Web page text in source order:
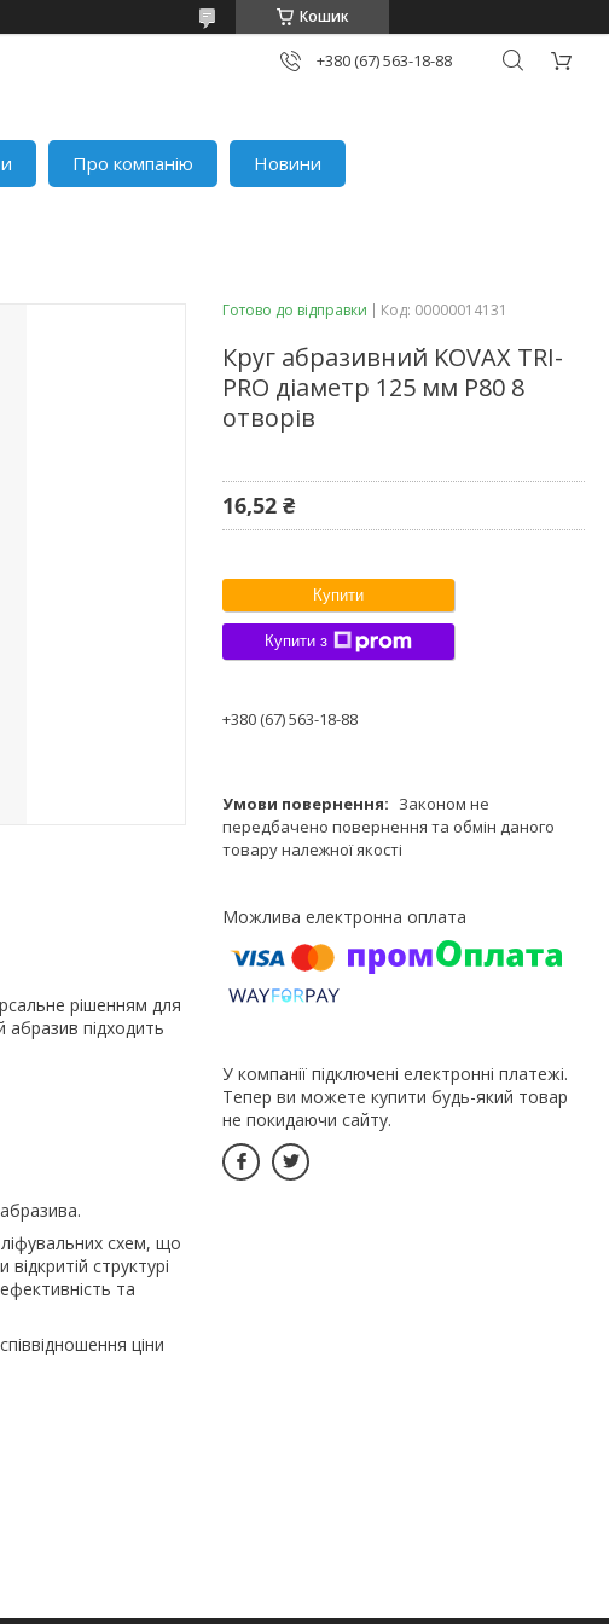
Кошик
+380 (67) 563-18-88
Про компанію Новини
рішенням для
абразив підходить
схем, що
структурі
та
ціни
Готово до відправки Код: 00000014131
Круг абразивний KOVAX TRI-
PRO діаметр 125 мм P80 8
отворів
16,52 ₴
Купити
Купити з
+380 (67) 563-18-88
Законом не
передбачено повернення та обмін даного
товару належної якості
У компанії підключені електронні платежі.
Тепер ви можете купити будь-який товар
не покидаючи сайту.